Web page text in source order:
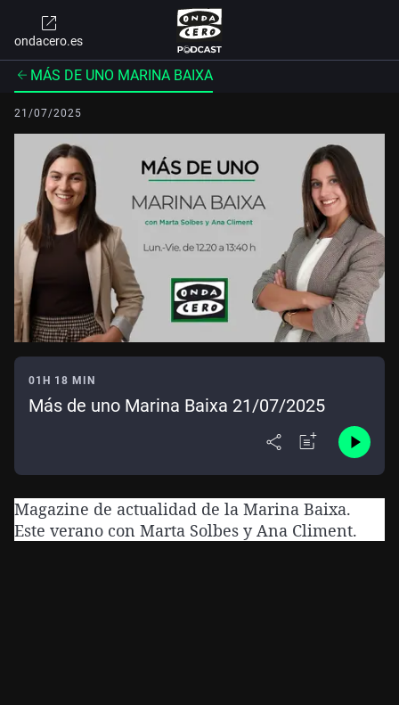
ondacero.es
MÁS DE UNO MARINA BAIXA
21/07/2025
01H 18 MIN
Más de uno Marina Baixa 21/07/2025
Magazine de actualidad de la Marina Baixa.
Este verano con Marta Solbes y Ana Climent.